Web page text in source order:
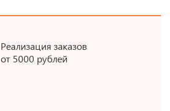
Реализация заказов
от 5000 рублей